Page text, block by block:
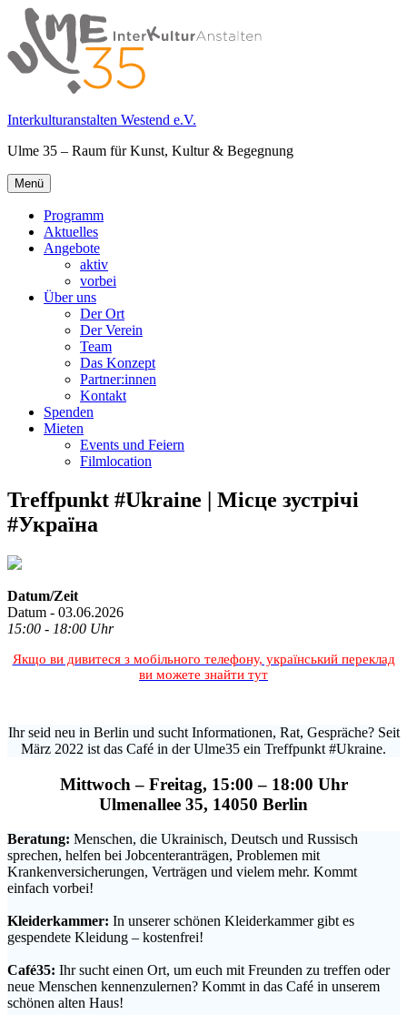
Springe
zum
Inhalt
Interkulturanstalten Westend e.V.
Ulme 35 – Raum für Kunst, Kultur & Begegnung
Primäres
Menü
Menü
Programm
Aktuelles
Angebote
aktiv
vorbei
Über uns
Der Ort
Der Verein
Team
Das Konzept
Partner:innen
Kontakt
Spenden
Mieten
Events und Feiern
Filmlocation
Treffpunkt #Ukraine | Місце зустрічі
#Україна
Datum/Zeit
Datum - 03.06.2026
15:00 - 18:00 Uhr
Якщо ви дивитеся з мобільного телефону, український переклад
ви можете знайти тут
Ihr seid neu in Berlin und sucht Informationen, Rat, Gespräche? Seit
März 2022 ist das Café in der Ulme35 ein Treffpunkt #Ukraine.
Mittwoch – Freitag, 15:00 – 18:00 Uhr
Ulmenallee 35, 14050 Berlin
Beratung: Menschen, die Ukrainisch, Deutsch und Russisch
sprechen, helfen bei Jobcenteranträgen, Problemen mit
Krankenversicherungen, Verträgen und vielem mehr. Kommt
einfach vorbei!
Kleiderkammer: In unserer schönen Kleiderkammer gibt es
gespendete Kleidung – kostenfrei!
Café35: Ihr sucht einen Ort, um euch mit Freunden zu treffen oder
neue Menschen kennenzulernen? Kommt in das Café in unserem
schönen alten Haus!